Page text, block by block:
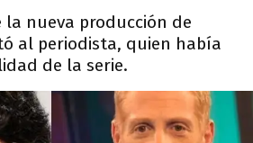
la nueva producción de
al periodista, quien había
de la serie.